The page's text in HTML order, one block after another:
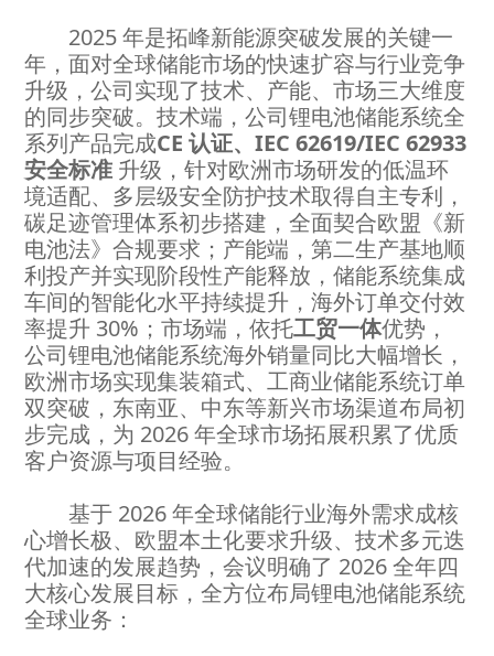
2025 年是拓峰新能源突破发展的关键一
年，面对全球储能市场的快速扩容与行业竞争
升级，公司实现了技术、产能、市场三大维度
的同步突破。技术端，公司锂电池储能系统全
系列产品完成CE 认证、IEC 62619/IEC 62933
安全标准 升级，针对欧洲市场研发的低温环
境适配、多层级安全防护技术取得自主专利，
碳足迹管理体系初步搭建，全面契合欧盟《新
电池法》合规要求；产能端，第二生产基地顺
利投产并实现阶段性产能释放，储能系统集成
车间的智能化水平持续提升，海外订单交付效
率提升 30%；市场端，依托工贸一体优势，
公司锂电池储能系统海外销量同比大幅增长，
欧洲市场实现集装箱式、工商业储能系统订单
双突破，东南亚、中东等新兴市场渠道布局初
步完成，为 2026 年全球市场拓展积累了优质
客户资源与项目经验。
基于 2026 年全球储能行业海外需求成核
心增长极、欧盟本土化要求升级、技术多元迭
代加速的发展趋势，会议明确了 2026 全年四
大核心发展目标，全方位布局锂电池储能系统
全球业务：